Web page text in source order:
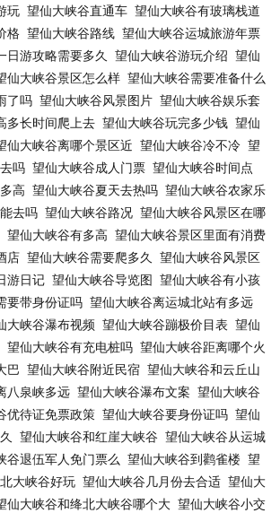
玩 望仙大峡谷直通车 望仙大峡谷有玻璃栈道
格 望仙大峡谷路线 望仙大峡谷运城旅游年票
日游攻略需要多久 望仙大峡谷游玩介绍 望仙
仙大峡谷景区怎么样 望仙大峡谷需要准备什么
了吗 望仙大峡谷风景图片 望仙大峡谷娱乐套
多长时间爬上去 望仙大峡谷玩完多少钱 望仙
仙大峡谷离哪个景区近 望仙大峡谷冷不冷 望
吗 望仙大峡谷成人门票 望仙大峡谷时间点
高 望仙大峡谷夏天去热吗 望仙大峡谷农家乐
去吗 望仙大峡谷路况 望仙大峡谷风景区在哪
望仙大峡谷有多高 望仙大峡谷景区里面有消费
店 望仙大峡谷需要爬多久
望仙大峡谷风景区
游日记 望仙大峡谷导览图
望仙大峡谷有小孩
要带身份证吗 望仙大峡谷离运城北站有多远
大峡谷瀑布视频 望仙大峡谷蹦极价目表 望仙
望仙大峡谷有充电桩吗 望仙大峡谷距离哪个火
巴 望仙大峡谷附近民宿 望仙大峡谷和云丘山
八泉峡多远 望仙大峡谷瀑布文案 望仙大峡谷
优待证免票政策 望仙大峡谷要身份证吗 望仙
望仙大峡谷和红崖大峡谷 望仙大峡谷从运城
谷退伍军人免门票么 望仙大峡谷到鹳雀楼 望
大峡谷好玩 望仙大峡谷几月份去合适 望仙大
仙大峡谷和绛北大峡谷哪个大 望仙大峡谷小交